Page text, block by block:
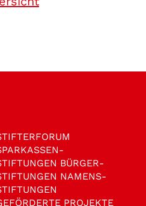
BÜRGER­
NAMENS­
PROJEKTE